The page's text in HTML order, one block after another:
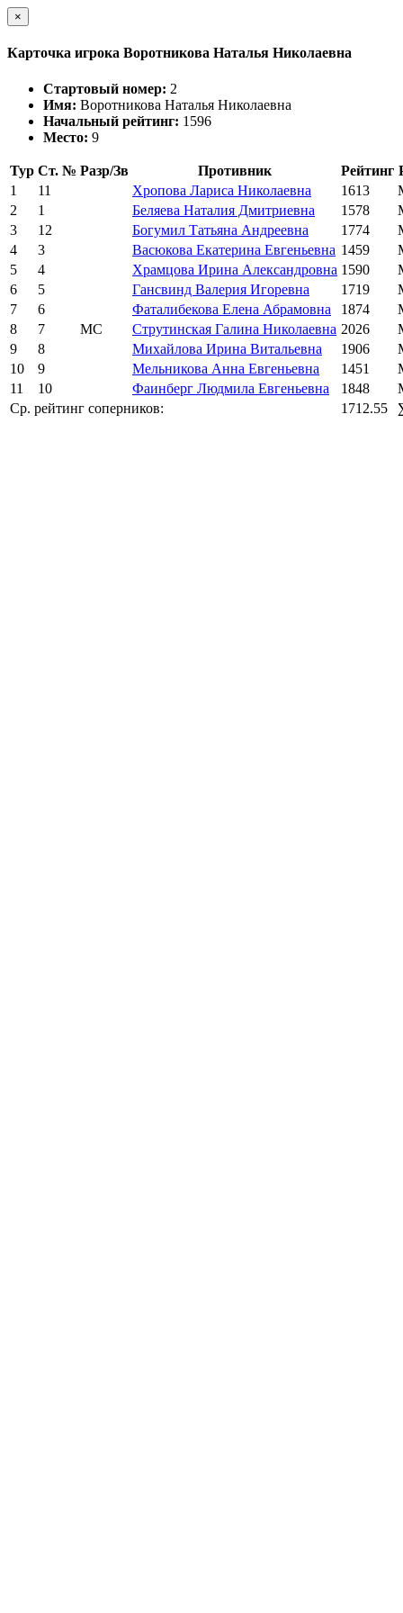
×
Карточка игрока Воротникова Наталья Николаевна
Стартовый номер: 2
Имя: Воротникова Наталья Николаевна
Начальный рейтинг: 1596
Место: 9
Тур Ст. № Разр/Зв Противник Рейтинг
1
11 Хропова Лариса Николаевна 1613
2
1 Беляева Наталия Дмитриевна 1578
3
12 Богумил Татьяна Андреевна 1774
4
3 Васюкова Екатерина Евгеньевна 1459
5
4 Храмцова Ирина Александровна 1590
6
5 Гансвинд Валерия Игоревна 1719
7
6 Фаталибекова Елена Абрамовна 1874
8
7 МС Струтинская Галина Николаевна 2026
9
8 Михайлова Ирина Витальевна 1906
10
9 Мельникова Анна Евгеньевна 1451
11
10 Фаинберг Людмила Евгеньевна 1848
Ср. рейтинг соперников:
1712.55